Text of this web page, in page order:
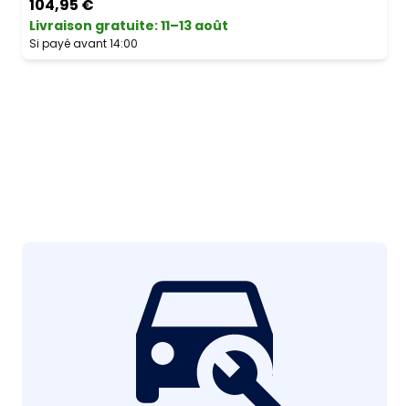
104,95 €
Livraison gratuite:11–13 août
Si payé avant 14:00